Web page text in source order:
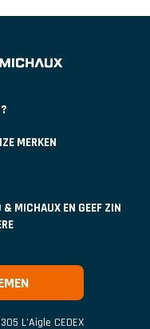
MERKEN
& MICHAUX EN GEEF ZIN
L’Aigle CEDEX